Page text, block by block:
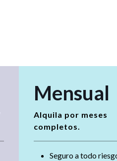
Mensual
Alquila por meses
completos.
Seguro a todo